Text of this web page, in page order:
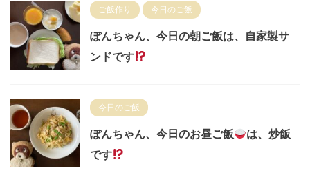
ご飯作り 今日のご飯
ぽんちゃん、今日の朝ご飯は、自家製サ
ンドです
今日のご飯
ぽんちゃん、今日のお昼ご飯
は、炒飯
です